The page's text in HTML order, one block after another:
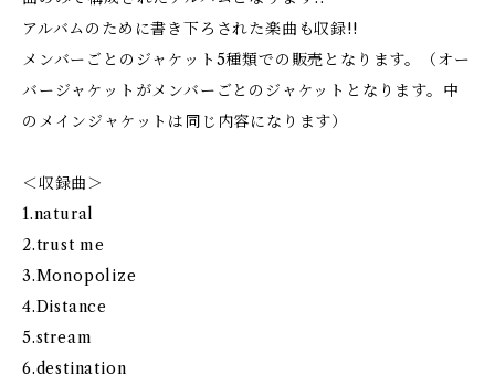
アルバムのために書き下ろされた楽曲も収録!!
メンバーごとのジャケット5種類での販売となります。（オー
バージャケットがメンバーごとのジャケットとなります。中
のメインジャケットは同じ内容になります）
＜収録曲＞
1.natural
2.trust me
3.Monopolize
4.Distance
5.stream
6.destination